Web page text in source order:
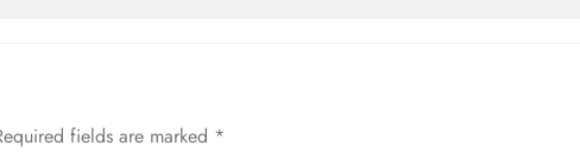
fields are marked *